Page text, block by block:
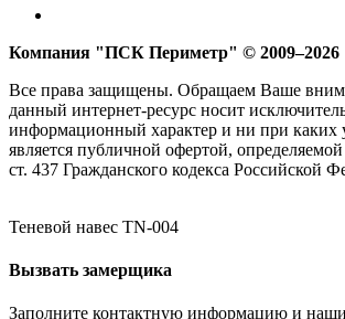
Компания "ПСК Периметр" © 2009–2026
Все права защищены. Обращаем Ваше
данный интернет-ресурс носит
информационный характер и ни при каких
является публичной офертой,
ст. 437 Гражданского кодекса Российской
Теневой навес TN-004
Вызвать замерщика
Заполните контактную информацию и